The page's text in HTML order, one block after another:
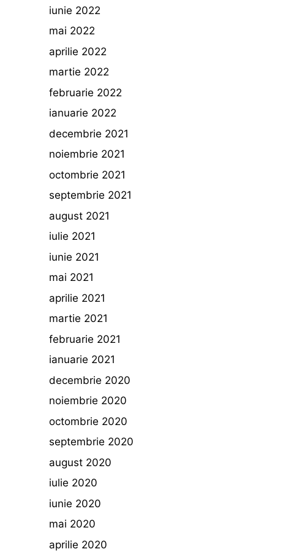
iunie 2022
mai 2022
aprilie 2022
martie 2022
februarie 2022
ianuarie 2022
decembrie 2021
noiembrie 2021
octombrie 2021
septembrie 2021
august 2021
iulie 2021
iunie 2021
mai 2021
aprilie 2021
martie 2021
februarie 2021
ianuarie 2021
decembrie 2020
noiembrie 2020
octombrie 2020
septembrie 2020
august 2020
iulie 2020
iunie 2020
mai 2020
aprilie 2020